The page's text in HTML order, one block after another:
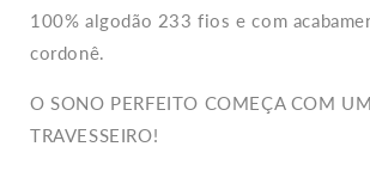
100% algodão 233 fios e com
cordonê.
O SONO PERFEITO COMEÇA COM
TRAVESSEIRO!